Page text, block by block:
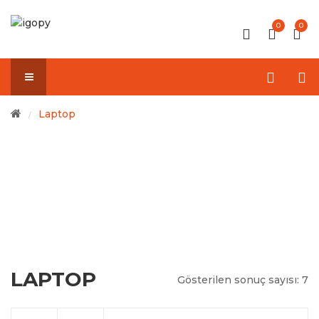
0
0
/ Laptop
LAPTOP Gösterilen sonuç sayısı: 7